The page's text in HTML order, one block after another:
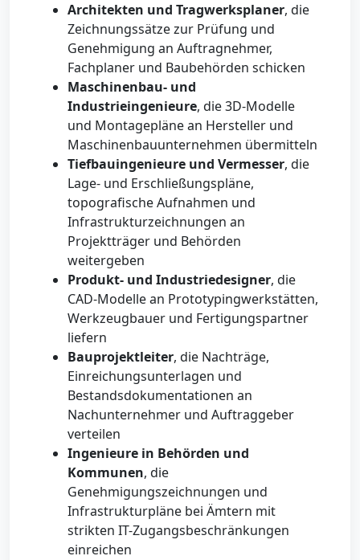
Architekten und Tragwerksplaner, die
Zeichnungssätze zur Prüfung und
Genehmigung an Auftragnehmer,
Fachplaner und Baubehörden schicken
Maschinenbau- und
Industrieingenieure, die 3D-Modelle
und Montagepläne an Hersteller und
Maschinenbauunternehmen übermitteln
Tiefbauingenieure und Vermesser, die
Lage- und Erschließungspläne,
topografische Aufnahmen und
Infrastrukturzeichnungen an
Projektträger und Behörden
weitergeben
Produkt- und Industriedesigner, die
CAD-Modelle an Prototypingwerkstätten,
Werkzeugbauer und Fertigungspartner
liefern
Bauprojektleiter, die Nachträge,
Einreichungsunterlagen und
Bestandsdokumentationen an
Nachunternehmer und Auftraggeber
verteilen
Ingenieure in Behörden und
Kommunen, die
Genehmigungszeichnungen und
Infrastrukturpläne bei Ämtern mit
strikten IT-Zugangsbeschränkungen
einreichen